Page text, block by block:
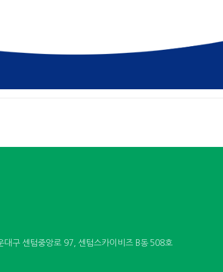
대구 센텀중앙로 97, 센텀스카이비즈 B동 508호